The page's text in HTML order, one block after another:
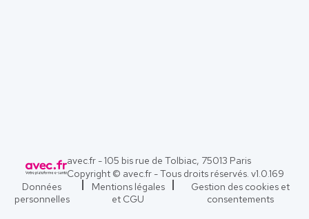
avec.fr - 105 bis rue de Tolbiac, 75013 Paris
Copyright © avec.fr - Tous droits réservés. v1.0.169
Données
personnelles
Mentions légales
et CGU
Gestion des cookies et
consentements